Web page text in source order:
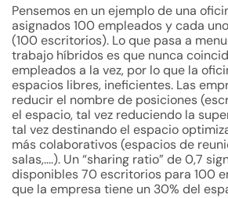
Pensemos en un ejemplo de una
asignados 100 empleados y cada
(100 escritorios). Lo que pasa a
trabajo híbridos es que nunca
empleados a la vez, por lo que la
espacios libres, ineficientes. Las
reducir el nombre de posiciones
el espacio, tal vez reduciendo la
tal vez destinando el espacio
más colaborativos (espacios de
salas,....). Un “sharing ratio” de 0,7
disponibles 70 escritorios para 100
que la empresa tiene un 30% del